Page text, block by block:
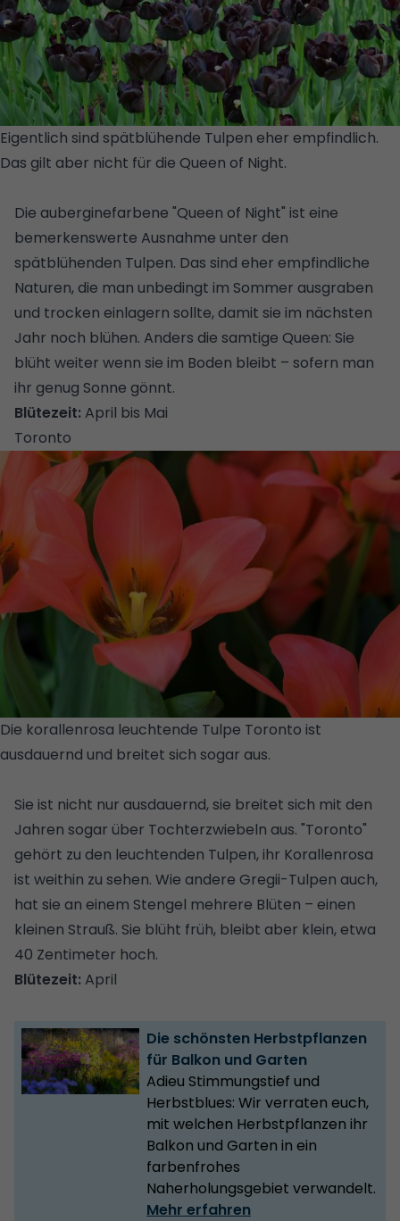
Eigentlich sind spätblühende Tulpen eher empfindlich.
Das gilt aber nicht für die Queen of Night.
Die auberginefarbene "Queen of Night" ist eine
bemerkenswerte Ausnahme unter den
spätblühenden Tulpen. Das sind eher empfindliche
Naturen, die man unbedingt im Sommer ausgraben
und trocken einlagern sollte, damit sie im nächsten
Jahr noch blühen. Anders die samtige Queen: Sie
blüht weiter wenn sie im Boden bleibt – sofern man
ihr genug Sonne gönnt.
Blütezeit: April bis Mai
Toronto
Die korallenrosa leuchtende Tulpe Toronto ist
ausdauernd und breitet sich sogar aus.
Sie ist nicht nur ausdauernd, sie breitet sich mit den
Jahren sogar über Tochterzwiebeln aus. "Toronto"
gehört zu den leuchtenden Tulpen, ihr Korallenrosa
ist weithin zu sehen. Wie andere Gregii-Tulpen auch,
hat sie an einem Stengel mehrere Blüten – einen
kleinen Strauß. Sie blüht früh, bleibt aber klein, etwa
40 Zentimeter hoch.
Blütezeit: April
Die schönsten Herbstpflanzen
für Balkon und Garten
Adieu Stimmungstief und
Herbstblues: Wir verraten euch,
mit welchen Herbstpflanzen ihr
Balkon und Garten in ein
farbenfrohes
Naherholungsgebiet verwandelt.
Mehr erfahren